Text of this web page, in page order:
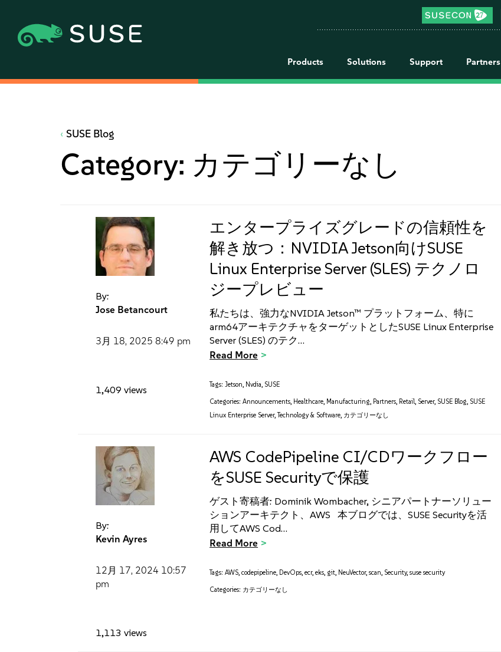
Products Solutions Support Partners
SUSE Blog
Category: カテゴリーなし
By:
Jose Betancourt
3月 18, 2025 8:49 pm
1,409 views
エンタープライズグレードの信頼性を
解き放つ：NVIDIA Jetson向けSUSE
Linux Enterprise Server (SLES) テクノロ
ジープレビュー
私たちは、強力なNVIDIA Jetson™ プラットフォーム、特に
arm64アーキテクチャをターゲットとしたSUSE Linux Enterprise
Server (SLES) のテク…
Read More
Tags: Jetson, Nvdia, SUSE
Categories: Announcements, Healthcare, Manufacturing, Partners, Retail, Server, SUSE Blog, SUSE
Linux Enterprise Server,Technology & Software, カテゴリーなし
By:
Kevin Ayres
12月 17, 2024 10:57
pm
1,113 views
AWS CodePipeline CI/CDワークフロー
をSUSE Securityで保護
ゲスト寄稿者: Dominik Wombacher, シニアパートナーソリュー
ションアーキテクト、AWS 本ブログでは、SUSE Securityを活
用してAWS Cod…
Read More
Tags: AWS,codepipeline, DevOps,ecr,eks, git, NeuVector,scan, Security,suse security
Categories: カテゴリーなし